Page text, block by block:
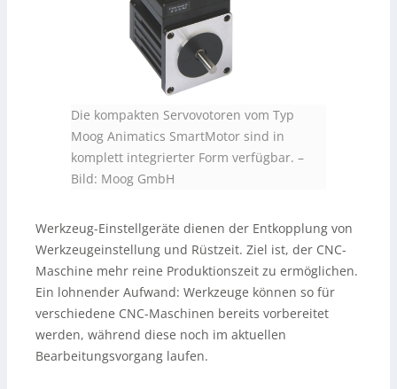
Die kompakten Servovotoren vom Typ
Moog Animatics SmartMotor sind in
komplett integrierter Form verfügbar. –
Bild: Moog GmbH
Werkzeug-Einstellgeräte dienen der Entkopplung von
Werkzeugeinstellung und Rüstzeit. Ziel ist, der CNC-
Maschine mehr reine Produktionszeit zu ermöglichen.
Ein lohnender Aufwand: Werkzeuge können so für
verschiedene CNC-Maschinen bereits vorbereitet
werden, während diese noch im aktuellen
Bearbeitungsvorgang laufen.